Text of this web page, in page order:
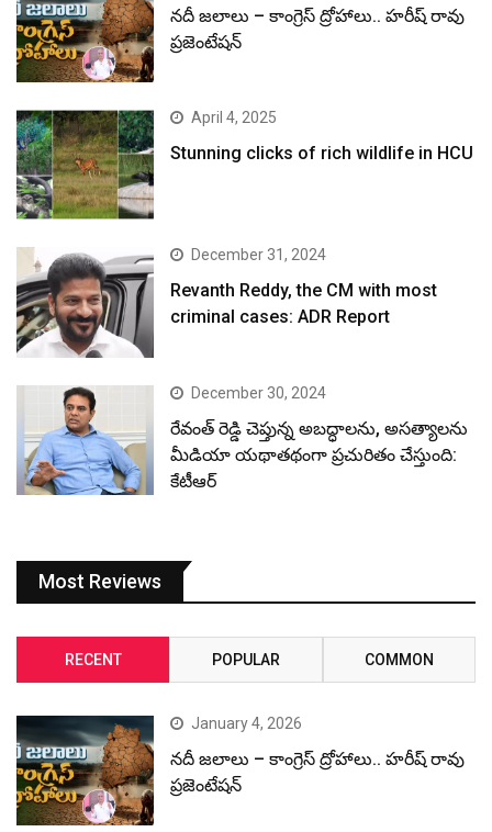
నదీ జలాలు – కాంగ్రెస్ ద్రోహాలు.. హరీష్ రావు
ప్రజెంటేషన్
April 4, 2025
Stunning clicks of rich wildlife in HCU
December 31, 2024
Revanth Reddy, the CM with most
criminal cases: ADR Report
December 30, 2024
రేవంత్ రెడ్డి చెప్తున్న అబద్ధాలను, అసత్యాలను
మీడియా యథాతథంగా ప్రచురితం చేస్తుంది:
కేటీఆర్
Most Reviews
RECENT POPULAR COMMON
January 4, 2026
నదీ జలాలు – కాంగ్రెస్ ద్రోహాలు.. హరీష్ రావు
ప్రజెంటేషన్